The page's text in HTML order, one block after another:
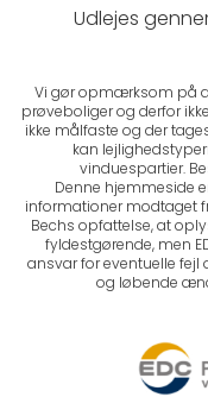
Udlejes
Vi gør opmærksom på
prøveboliger og derfor
ikke målfaste og der
kan
vinduespartier.
Denne hjemmeside
informationer modtaget
Bechs opfattelse, at
fyldestgørende, men
ansvar for eventuelle fejl
og løbende